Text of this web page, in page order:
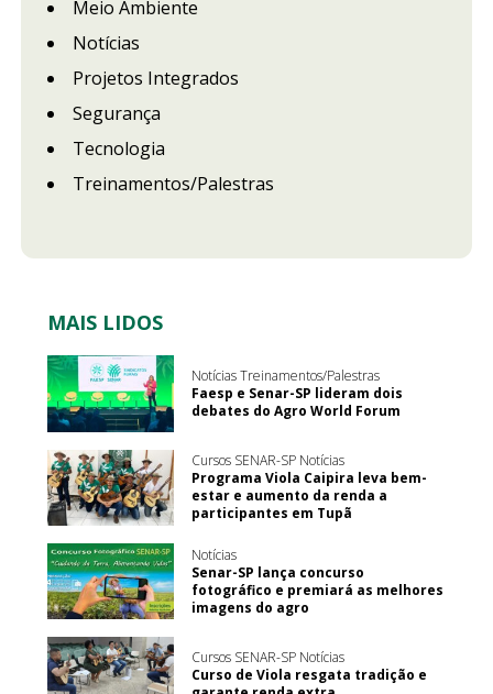
Meio Ambiente
Notícias
Projetos Integrados
Segurança
Tecnologia
Treinamentos/Palestras
MAIS LIDOS
Notícias Treinamentos/Palestras
Faesp e Senar-SP lideram dois
debates do Agro World Forum
Cursos SENAR-SP Notícias
Programa Viola Caipira leva bem-
estar e aumento da renda a
participantes em Tupã
Notícias
Senar-SP lança concurso
fotográfico e premiará as melhores
imagens do agro
Cursos SENAR-SP Notícias
Curso de Viola resgata tradição e